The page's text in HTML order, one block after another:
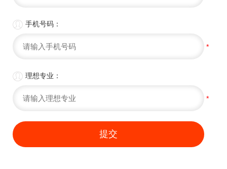
 手机号码：
*
 理想专业：
*
提交